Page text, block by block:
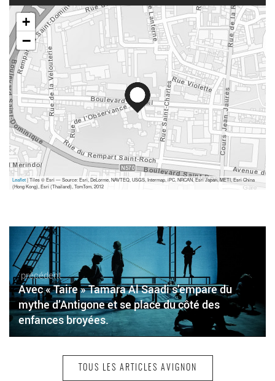
+
−
Leaflet| Tiles © Esri — Source: Esri, DeLorme, NAVTEQ, USGS, Intermap, iPC, NRCAN, Esri Japan, METI, Esri China
(Hong Kong), Esri (Thailand), TomTom, 2012
précédent
Avec « Taire » Tamara Al Saadi s’empare du
mythe d’Antigone et se place du côté des
enfances broyées.
TOUS LES ARTICLES AVIGNON